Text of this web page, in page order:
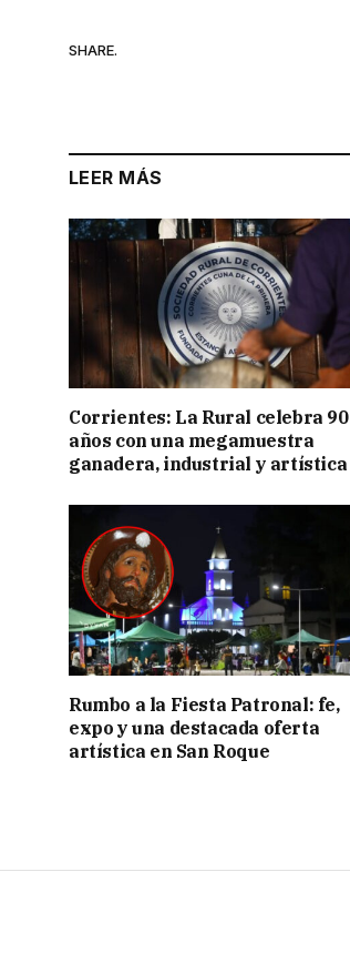
SHARE.
LEER MÁS
Corrientes: La Rural celebra 90
años con una megamuestra
ganadera, industrial y artística
Rumbo a la Fiesta Patronal: fe,
expo y una destacada oferta
artística en San Roque